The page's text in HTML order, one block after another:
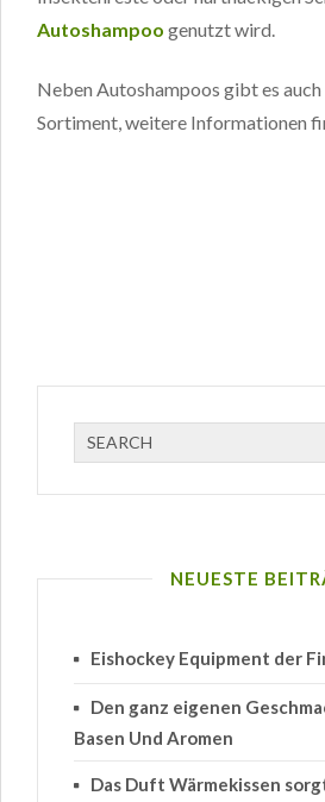
Autoshampoo genutzt wird.
Neben Autoshampoos gibt es
Sortiment, weitere Informationen
NEUESTE
Eishockey Equipment der
Den ganz eigenen
Basen Und Aromen
Das Duft Wärmekissen